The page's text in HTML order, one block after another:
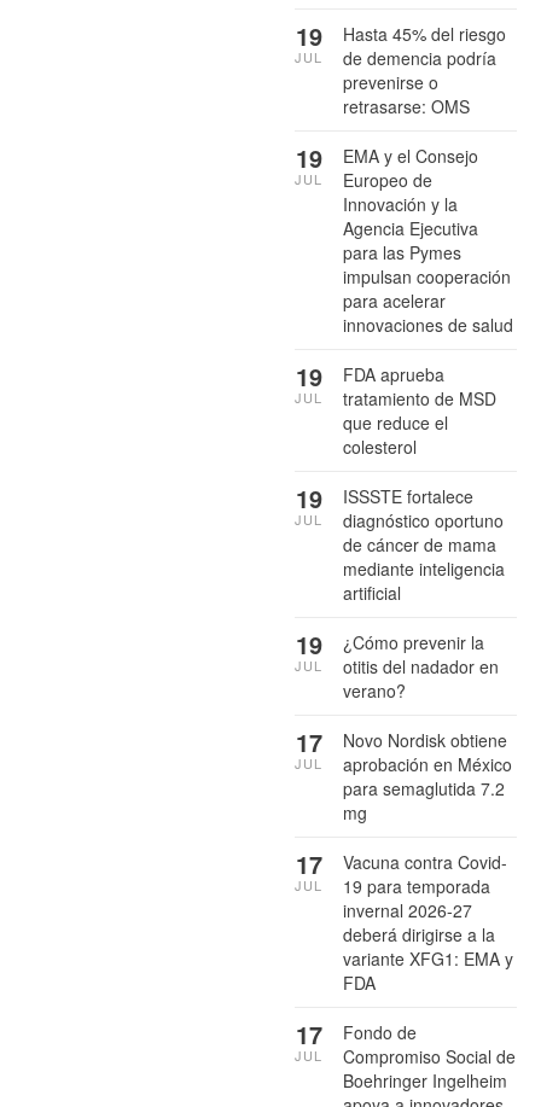
Hasta 45% del riesgo
de demencia podría
prevenirse o
retrasarse: OMS
19
JUL
EMA y el Consejo
Europeo de
Innovación y la
Agencia Ejecutiva
para las Pymes
impulsan cooperación
para acelerar
innovaciones de salud
19
JUL
FDA aprueba
tratamiento de MSD
que reduce el
colesterol
19
JUL
ISSSTE fortalece
diagnóstico oportuno
de cáncer de mama
mediante inteligencia
artificial
19
JUL
¿Cómo prevenir la
otitis del nadador en
verano?
19
JUL
Novo Nordisk obtiene
aprobación en México
para semaglutida 7.2
mg
17
JUL
Vacuna contra Covid-
19 para temporada
invernal 2026-27
deberá dirigirse a la
variante XFG1: EMA y
FDA
17
JUL
Fondo de
Compromiso Social de
Boehringer Ingelheim
17
JUL